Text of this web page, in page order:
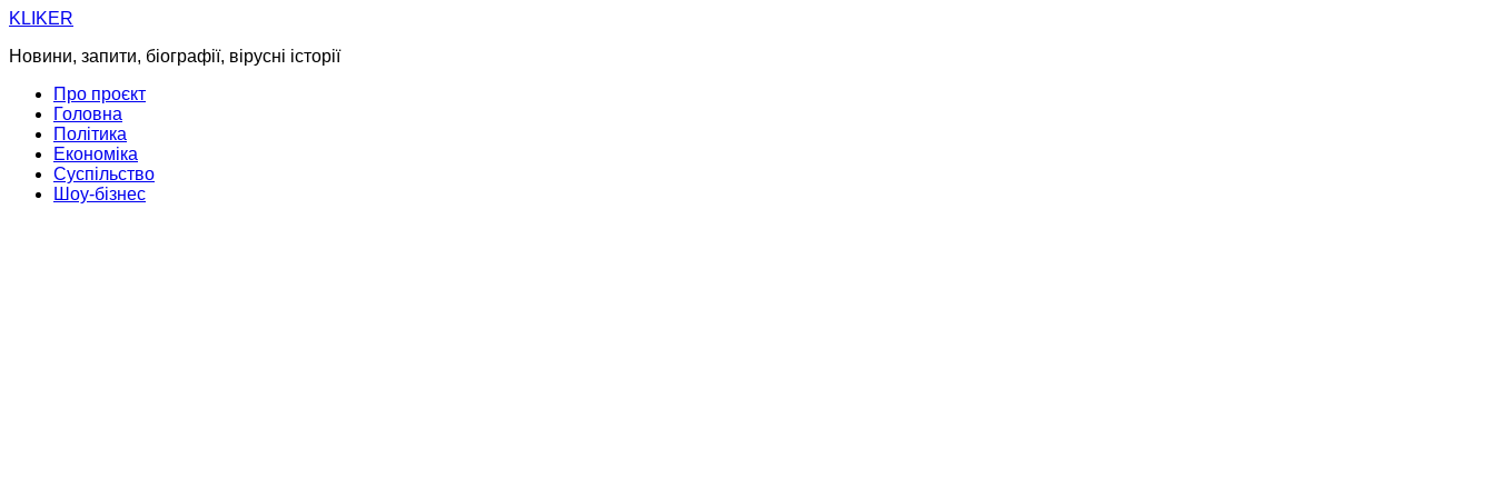
Skip
content
KLIKER
Новини, запити, біографії, вірусні історії
Про проєкт
Головна
Політика
Економіка
Суспільство
Шоу-бізнес